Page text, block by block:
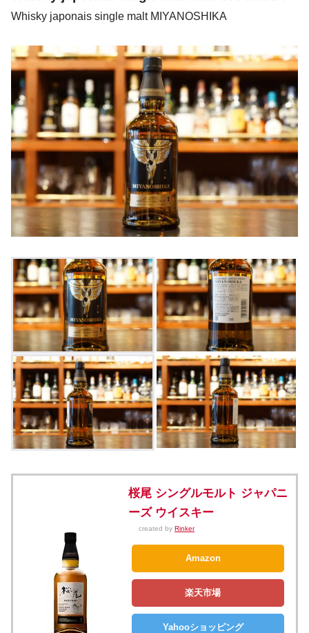
Whisky japonais single malt MIYANOSHIKA
桜尾 シングルモルト ジャパニ
ーズ ウイスキー
created by Rinker
Amazon
楽天市場
Yahooショッピング